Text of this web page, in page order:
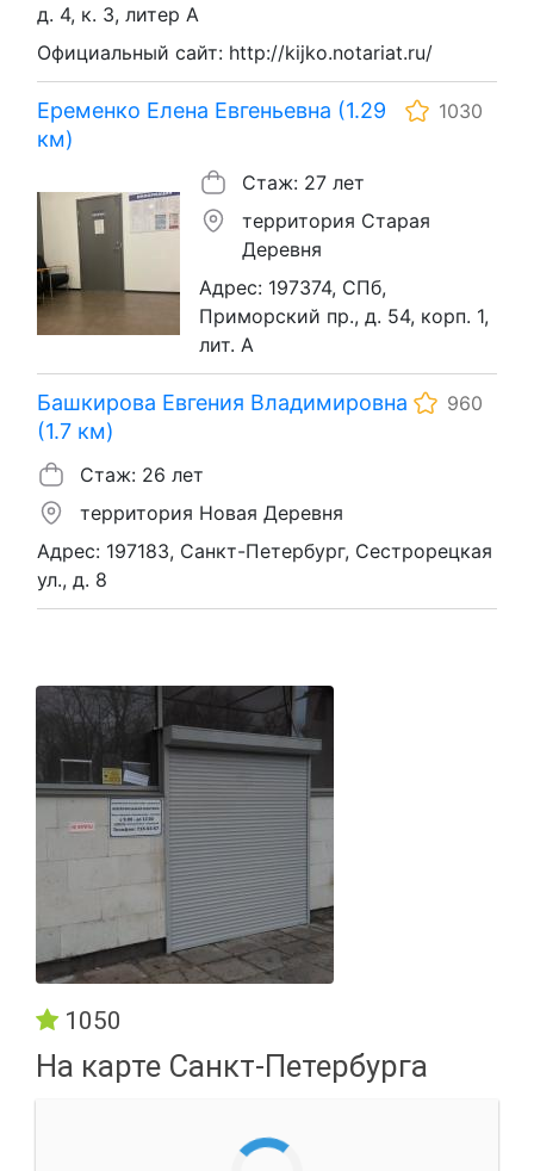
д. 4, к. 3, литер А
Официальный сайт: http://kijko.notariat.ru/
Еременко Елена Евгеньевна (1.29
км)
1030
Стаж: 27 лет
территория Старая
Деревня
Адрес: 197374, СПб,
Приморский пр., д. 54, корп. 1,
лит. А
Башкирова Евгения Владимировна
(1.7 км)
960
Стаж: 26 лет
территория Новая Деревня
Адрес: 197183, Санкт-Петербург, Сестрорецкая
ул., д. 8
1050
На карте Санкт-Петербурга